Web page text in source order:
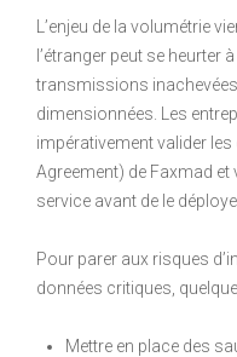
L’enjeu de la volumétrie
l’étranger peut se heurter
transmissions
dimensionnées. Les
impérativement valider les
Agreement) de Faxmad et
service avant de le
Pour parer aux risques
données critiques,
Mettre en place des